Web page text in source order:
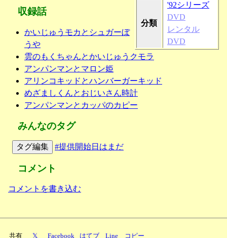
分類
'92シリーズ
DVD
レンタル
DVD
収録話
かいじゅうモカとシュガーぼ
うや
雲のもくちゃんとかいじゅうクモラ
アンパンマンとマロン姫
アリンコキッドとハンバーガーキッド
めざましくんとおじいさん時計
アンパンマンとカッパのカピー
みんなのタグ
タグ編集 #提供開始日はまだ
コメント
コメントを書き込む
共有 𝕏 Facebook はてブ Line コピー